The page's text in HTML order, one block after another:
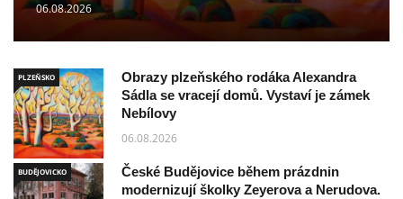
06.08.2026
PLZEŇSKO
Obrazy plzeňského rodáka Alexandra
Sádla se vracejí domů. Vystaví je zámek
Nebílovy
06.08.2026
BUDĚJOVICKO
České Budějovice během prázdnin
modernizují školky Zeyerova a Nerudova.